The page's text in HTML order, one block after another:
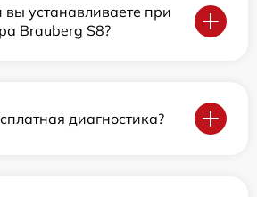
вы устанавливаете при
Brauberg S8?
диагностика?